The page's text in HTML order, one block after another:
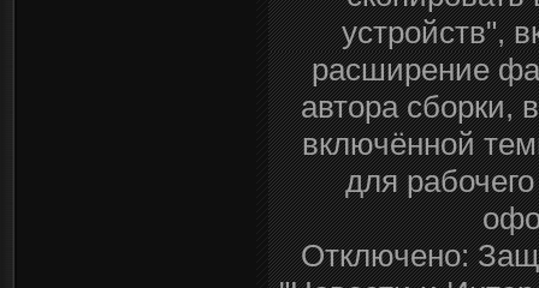
устройств",
расширение
автора сборки,
включённой
для
Отключено: